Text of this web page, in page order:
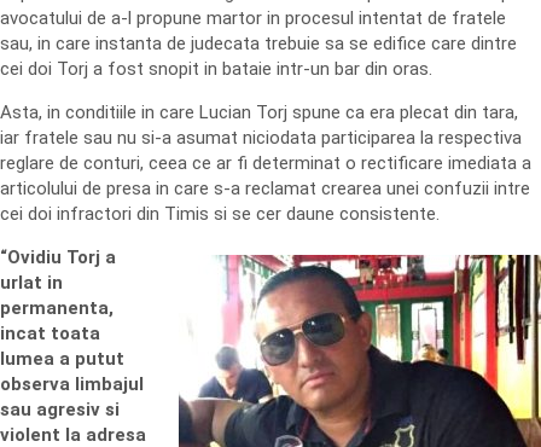
avocatului de a-l propune martor in procesul intentat de fratele
sau, in care instanta de judecata trebuie sa se edifice care dintre
cei doi Torj a fost snopit in bataie intr-un bar din oras.
Asta, in conditiile in care Lucian Torj spune ca era plecat din tara,
iar fratele sau nu si-a asumat niciodata participarea la respectiva
reglare de conturi, ceea ce ar fi determinat o rectificare imediata a
articolului de presa in care s-a reclamat crearea unei confuzii intre
cei doi infractori din Timis si se cer daune consistente.
“Ovidiu Torj a
urlat in
permanenta,
incat toata
lumea a putut
observa limbajul
sau agresiv si
violent la adresa